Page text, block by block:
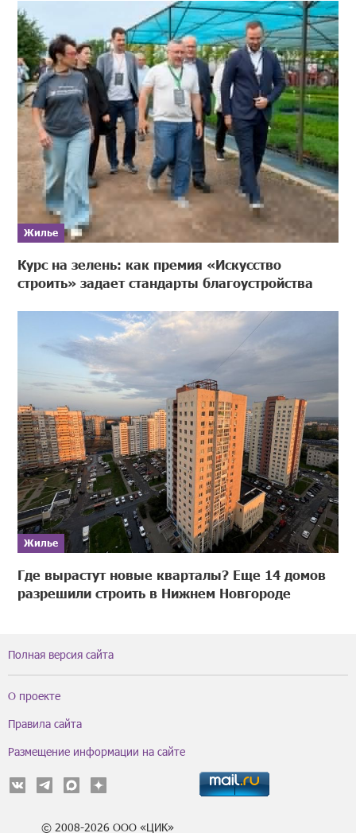
Жилье
Курс на зелень: как премия «Искусство
строить» задает стандарты благоустройства
Жилье
Где вырастут новые кварталы? Еще 14 домов
разрешили строить в Нижнем Новгороде
Полная версия сайта
О проекте
Правила сайта
Размещение информации на сайте
© 2008-2026 ООО «ЦИК»